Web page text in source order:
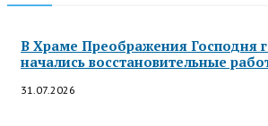
В Храме Преображения Господня
начались восстановительные
31.07.2026